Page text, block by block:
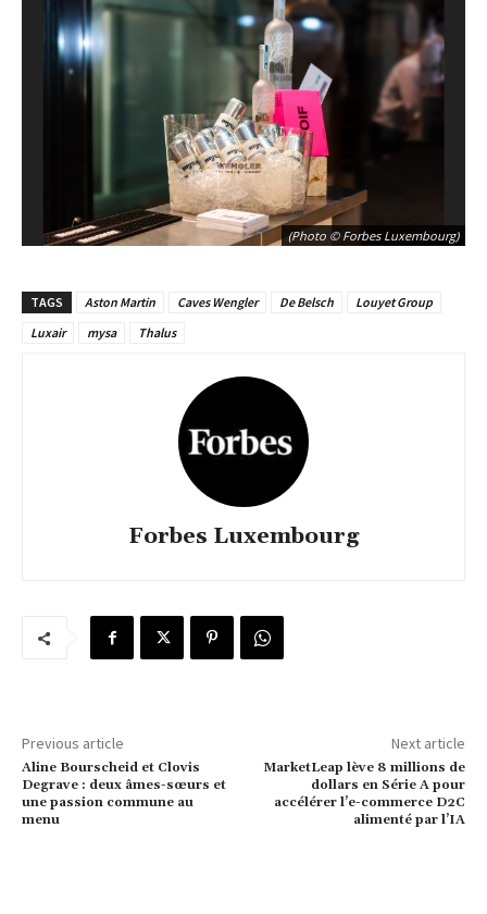
(Photo © Forbes Luxembourg)
TAGS Aston Martin Caves Wengler De Belsch
Louyet Group
Luxair
mysa Thalus
Forbes Luxembourg
Previous article
Aline Bourscheid et Clovis
Degrave : deux âmes-sœurs et
une passion commune au
menu
Next article
MarketLeap lève 8 millions de
dollars en Série A pour
accélérer l’e-commerce D2C
alimenté par l’IA